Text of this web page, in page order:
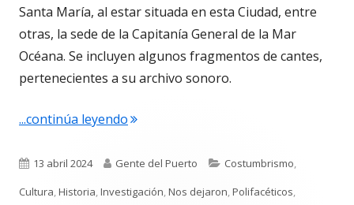
Santa María, al estar situada en esta Ciudad, entre
otras, la sede de la Capitanía General de la Mar
Océana. Se incluyen algunos fragmentos de cantes,
pertenecientes a su archivo sonoro.
...continúa leyendo"Luis Suárez Ávila. El Romancero
Publicado
el
13 abril 2024 Autor
Gente del Puerto Categorías
Costumbrismo,
Cultura,Historia,Investigación,Nos dejaron,Polifacéticos,